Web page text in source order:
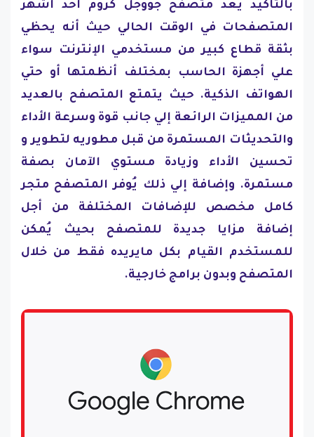
بالتأكيد يُعد متصفح جووجل كروم أحد أشهر
المتصفحات في الوقت الحالي حيث أنه يحظي
بثقة قطاع كبير من مستخدمي الإنترنت سواء
علي أجهزة الحاسب بمختلف أنظمتها أو حتي
الهواتف الذكية. حيث يتمتع المتصفح بالعديد
من المميزات الرائعة إلي جانب قوة وسرعة الأداء
والتحديثات المستمرة من قبل مطوريه لتطوير و
تحسين الأداء وزيادة مستوي الآمان بصفة
مستمرة. وإضافة إلي ذلك يُوفر المتصفح متجر
كامل مخصص للإضافات المختلفة من أجل
إضافة مزايا جديدة للمتصفح بحيث يُمكن
للمستخدم القيام بكل مايريده فقط من خلال
المتصفح وبدون برامج خارجية.